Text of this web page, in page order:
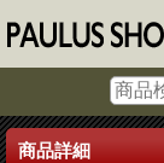
商品詳細